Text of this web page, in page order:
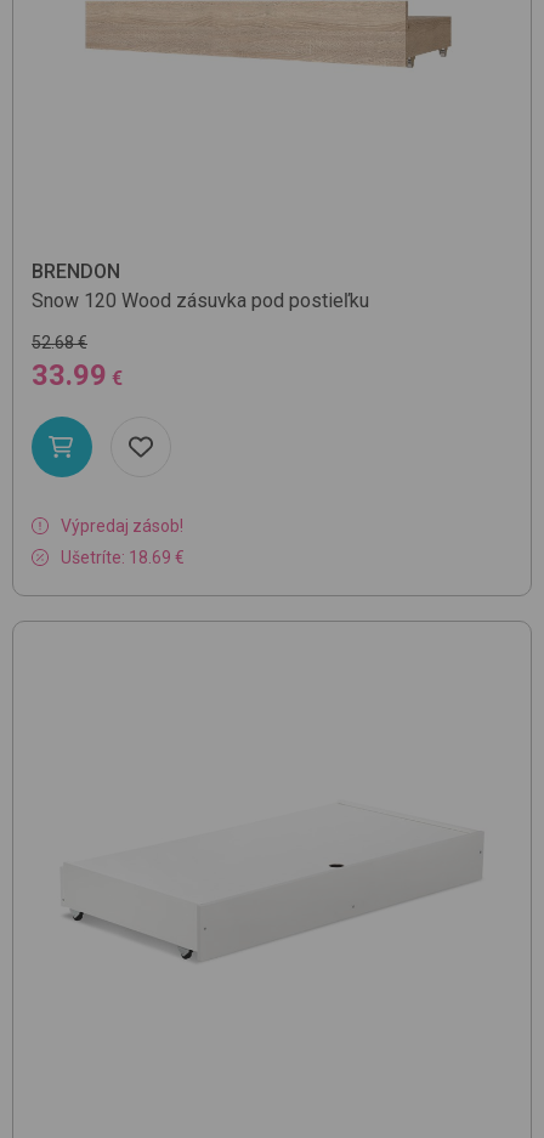
BRENDON
Snow 120 Wood zásuvka pod postieľku
52.68 €
33.99 €
Výpredaj zásob!
Ušetríte: 18.69 €